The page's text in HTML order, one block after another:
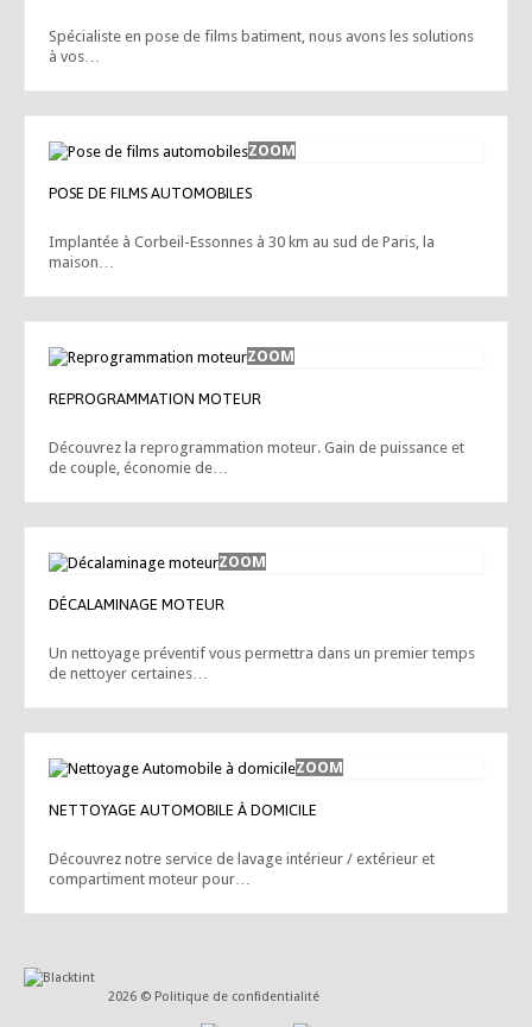
Spécialiste en pose de films batiment, nous avons les solutions
à vos…
POSE DE FILMS AUTOMOBILES
Implantée à Corbeil-Essonnes à 30 km au sud de Paris, la
maison…
REPROGRAMMATION MOTEUR
Découvrez la reprogrammation moteur. Gain de puissance et
de couple, économie de…
DÉCALAMINAGE MOTEUR
Un nettoyage préventif vous permettra dans un premier temps
de nettoyer certaines…
NETTOYAGE AUTOMOBILE À DOMICILE
Découvrez notre service de lavage intérieur / extérieur et
compartiment moteur pour…
2026 © Politique de confidentialité